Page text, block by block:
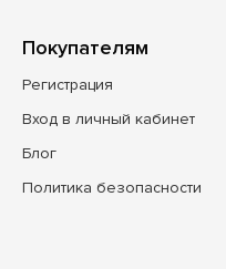
Покупателям
Регистрация
Вход в личный кабинет
Блог
Политика безопасности